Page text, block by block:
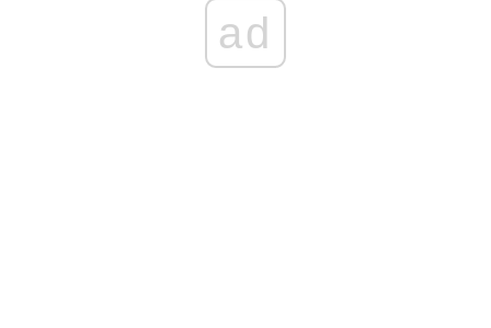
ad